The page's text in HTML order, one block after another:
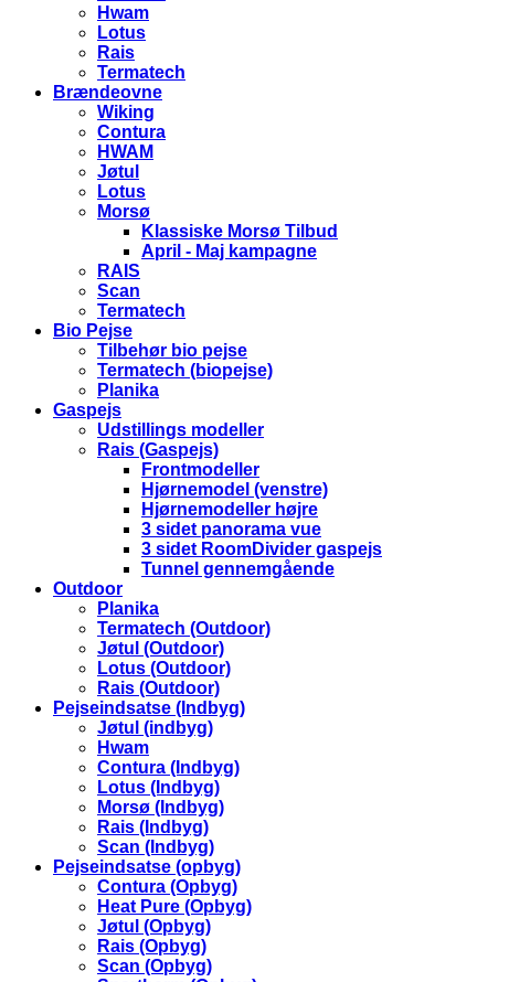
Hwam
Lotus
Rais
Termatech
Brændeovne
Wiking
Contura
HWAM
Jøtul
Lotus
Morsø
Klassiske Morsø Tilbud
April - Maj kampagne
RAIS
Scan
Termatech
Bio Pejse
Tilbehør bio pejse
Termatech (biopejse)
Planika
Gaspejs
Udstillings modeller
Rais (Gaspejs)
Frontmodeller
Hjørnemodel (venstre)
Hjørnemodeller højre
3 sidet panorama vue
3 sidet RoomDivider gaspejs
Tunnel gennemgående
Outdoor
Planika
Termatech (Outdoor)
Jøtul (Outdoor)
Lotus (Outdoor)
Rais (Outdoor)
Pejseindsatse (Indbyg)
Jøtul (indbyg)
Hwam
Contura (Indbyg)
Lotus (Indbyg)
Morsø (Indbyg)
Rais (Indbyg)
Scan (Indbyg)
Pejseindsatse (opbyg)
Contura (Opbyg)
Heat Pure (Opbyg)
Jøtul (Opbyg)
Rais (Opbyg)
Scan (Opbyg)